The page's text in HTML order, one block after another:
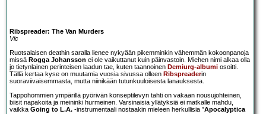
Ribspreader: The Van Murders
Vic
Ruotsalaisen deathin saralla lienee nykyään pikemminkin vähemmän kokoonpanoja
missä Rogga Johansson ei ole vaikuttanut kuin päinvastoin. Miehen nimi alkaa olla
jo tietynlainen perinteisen laadun tae, kuten taannoinen Demiurg-albumi osoitti.
Tällä kertaa kyse on muutamia vuosia sivussa olleen Ribspreaderin
suoraviivaisemmasta, mutta niinikään tutunkuuloisesta lanauksesta.
Tappohommien ympärillä pyörivän konseptilevyn tahti on vakaan nousujohteinen,
biisit napakoita ja meininki hurmeinen. Varsinaisia yllätyksiä ei matkalle mahdu,
vaikka Going to L.A. -instrumentaali nostaakin mieleen herkullisia ”Apocalyptica